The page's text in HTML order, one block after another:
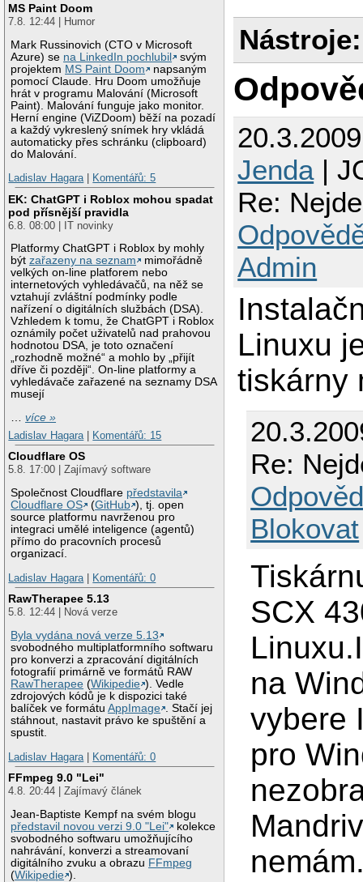
MS Paint Doom
7.8. 12:44 | Humor
Mark Russinovich (CTO v Microsoft
Azure) se na LinkedIn pochlubil
svým
projektem MS Paint Doom
napsaným
pomocí Claude. Hru Doom umožňuje
hrát v programu Malování (Microsoft
Paint). Malování funguje jako monitor.
Herní engine (ViZDoom) běží na pozadí
a každý vykreslený snímek hry vkládá
automaticky přes schránku (clipboard)
do Malování.
Ladislav Hagara| Komentářů: 5
EK: ChatGPT i Roblox mohou spadat
pod přísnější pravidla
6.8. 08:00 | IT novinky
Platformy ChatGPT i Roblox by mohly
býtzařazeny na seznam
mimořádně
velkých on-line platforem nebo
internetových vyhledávačů, na něž se
vztahují zvláštní podmínky podle
nařízení o digitálních službách (DSA).
Vzhledem k tomu, že ChatGPT i Roblox
oznámily počet uživatelů nad prahovou
hodnotou DSA, je toto označení
„rozhodně možné“ a mohlo by „přijít
dříve či později“. On-line platformy a
vyhledávače zařazené na seznamy DSA
musejí
…více »
Ladislav Hagara | Komentářů: 15
Cloudflare OS
5.8. 17:00 | Zajímavý software
Společnost Cloudflare představila
Cloudflare OS
(GitHub ), tj. open
source platformu navrženou pro
integraci umělé inteligence (agentů)
přímo do pracovních procesů
organizací.
Ladislav Hagara | Komentářů: 0
RawTherapee 5.13
5.8. 12:44 | Nová verze
Byla vydána nová verze 5.13
svobodného multiplatformního softwaru
pro konverzi a zpracování digitálních
fotografií primárně ve formátů RAW
RawTherapee (Wikipedie ). Vedle
zdrojových kódů je k dispozici také
balíček ve formátuAppImage
. Stačí jej
stáhnout, nastavit právo ke spuštění a
spustit.
Ladislav Hagara | Komentářů: 0
FFmpeg 9.0 "Lei"
4.8. 20:44 | Zajímavý článek
Jean-Baptiste Kempf na svém blogu
představil novou verzi 9.0 "Lei"
kolekce
svobodného softwaru umožňujícího
nahrávání, konverzi a streamovaní
digitálního zvuku a obrazu FFmpeg
(Wikipedie ).
Nástroje:
Jenda|
Re:
Admin
Linuxu
tiskárny
Re:
Blokovat
SCX
na
vybere
pro